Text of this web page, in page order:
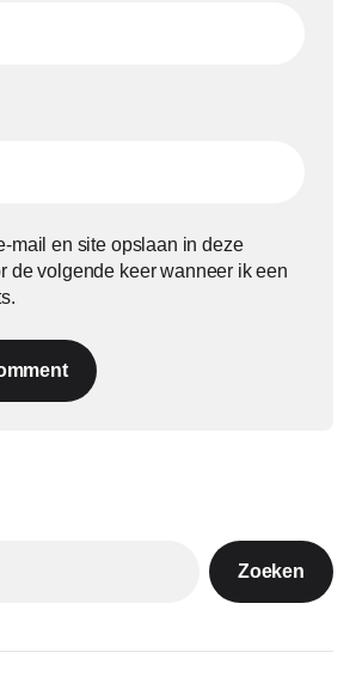
mail en site opslaan in deze
de volgende keer wanneer ik een
Zoeken